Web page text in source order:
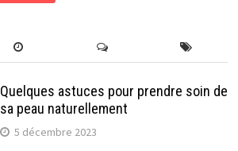
Quelques astuces pour prendre soin de
sa peau naturellement
5 décembre 2023